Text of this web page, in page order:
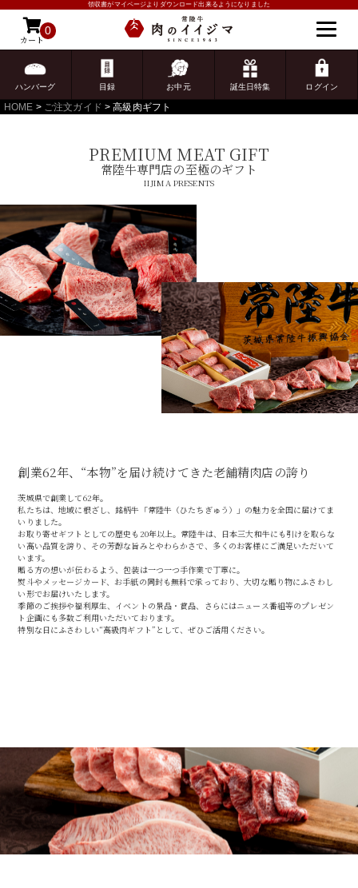
領収書がマイページよりダウンロード出来るようになりました
カート
0
ハンバーグ 目録 お中元 誕生日特集 ログイン
ゲスト 様こんにちは
ログイン
HOME ご注文ガイド 高級肉ギフト
PREMIUM MEAT GIFT
常陸牛専門店の至極のギフト
IIJIMA PRESENTS
創業62年、“本物”を届け続けてきた老舗精肉店の誇り
茨城県で創業して62年。
私たちは、地域に根ざし、銘柄牛「常陸牛（ひたちぎゅう）」の魅力を全国に届けてま
いりました。
お取り寄せギフトとしての歴史も20年以上。常陸牛は、日本三大和牛にも引けを取らな
い高い品質を誇り、その芳醇な旨みとやわらかさで、多くのお客様にご満足いただいて
います。
贈る方の想いが伝わるよう、包装は一つ一つ手作業で丁寧に。
熨斗やメッセージカード、お手紙の同封も無料で承っており、大切な贈り物にふさわし
い形でお届けいたします。
季節のご挨拶や福利厚生、イベントの景品・賞品、さらにはニュース番組等のプレゼン
ト企画にも多数ご利用いただいております。
特別な日にふさわしい“高級肉ギフト”として、ぜひご活用ください。